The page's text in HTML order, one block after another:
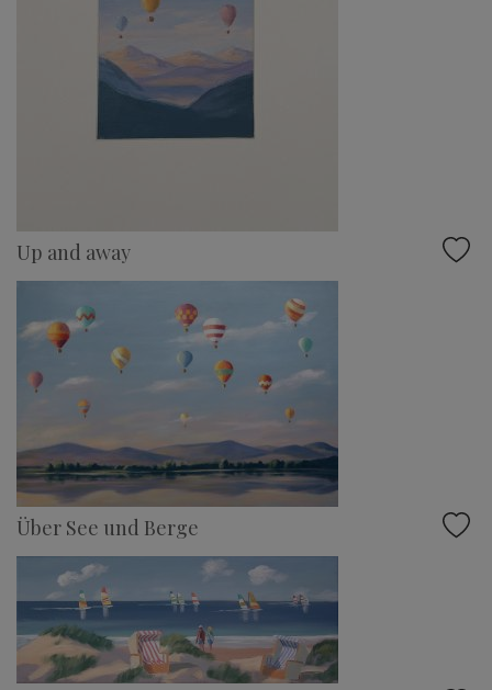
Up and away
Über See und Berge